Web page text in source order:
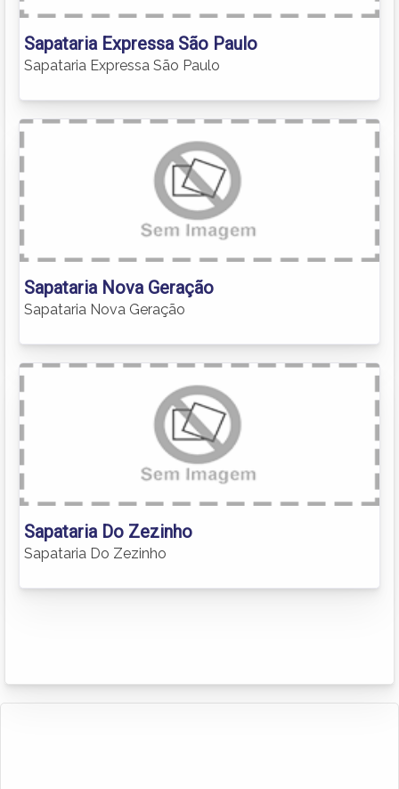
Sapataria Expressa São Paulo
Sapataria Expressa São Paulo
Sapataria Nova Geração
Sapataria Nova Geração
Sapataria Do Zezinho
Sapataria Do Zezinho